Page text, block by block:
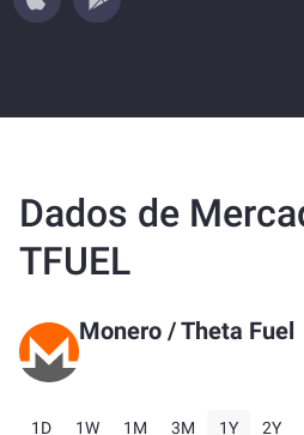
Dados de
TFUEL
Monero /Theta Fuel
1D 1W 1M 3M 1Y 2Y